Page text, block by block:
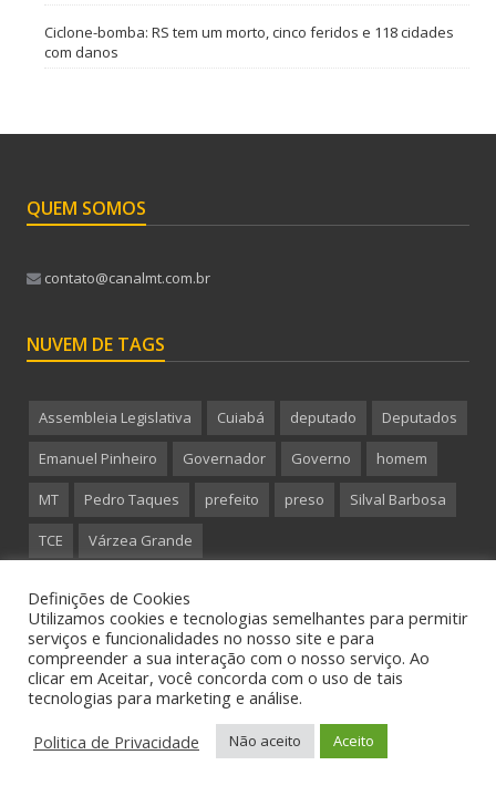
Ciclone-bomba: RS tem um morto, cinco feridos e 118 cidades
com danos
QUEM SOMOS
contato@canalmt.com.br
NUVEM DE TAGS
Assembleia Legislativa Cuiabá deputado Deputados
Emanuel Pinheiro Governador Governo homem
MT Pedro Taques prefeito preso Silval Barbosa
TCE Várzea Grande
Copyright 2015 CanalMT - Todos os direitos reservados.
Definições de Cookies
Utilizamos cookies e tecnologias semelhantes para permitir
serviços e funcionalidades no nosso site e para
compreender a sua interação com o nosso serviço. Ao
clicar em Aceitar, você concorda com o uso de tais
tecnologias para marketing e análise.
Politica de Privacidade
Não aceito Aceito